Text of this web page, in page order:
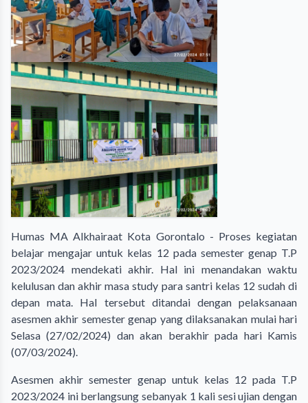
Humas MA Alkhairaat Kota Gorontalo - Proses kegiatan
belajar mengajar untuk kelas 12 pada semester genap T.P
2023/2024 mendekati akhir. Hal ini menandakan waktu
kelulusan dan akhir masa study para santri kelas 12 sudah di
depan mata. Hal tersebut ditandai dengan pelaksanaan
asesmen akhir semester genap yang dilaksanakan mulai hari
Selasa (27/02/2024) dan akan berakhir pada hari Kamis
(07/03/2024).
Asesmen akhir semester genap untuk kelas 12 pada T.P
2023/2024 ini berlangsung sebanyak 1 kali sesi ujian dengan